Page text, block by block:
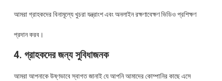
আমরা গ্রাহকদের বিনামূল্যে খুচরা যন্ত্রাংশ এবং অনলাইন রক্ষণাবেক্ষণ ভিডিও প্রশিক্ষণ
প্রদান করব।
4. গ্রাহকদের জন্য সুবিধাজনক
আমরা আপনাকে উষ্ণভাবে স্বাগত জানাই যে আপনি আমাদের কোম্পানির কাছে এসে